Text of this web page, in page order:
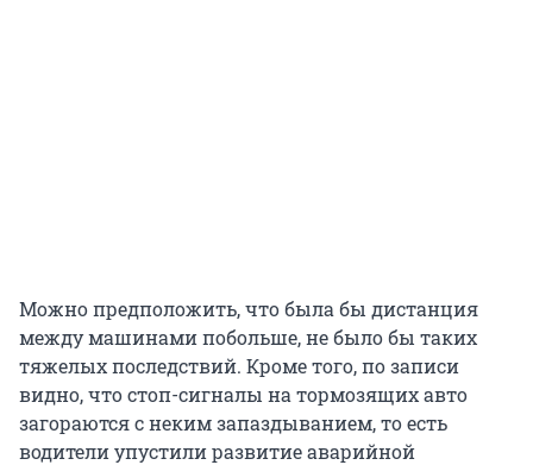
Можно предположить, что была бы дистанция
между машинами побольше, не было бы таких
тяжелых последствий. Кроме того, по записи
видно, что стоп-сигналы на тормозящих авто
загораются с неким запаздыванием, то есть
водители упустили развитие аварийной